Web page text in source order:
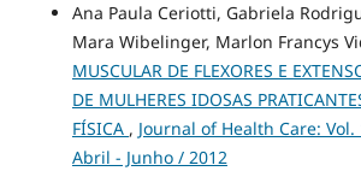
Ana Paula Ceriotti, Gabriela
Mara Wibelinger, Marlon Francys
MUSCULAR DE FLEXORES E
DE MULHERES IDOSAS
FÍSICA , Journal of Health Care: Vol.
Abril - Junho / 2012